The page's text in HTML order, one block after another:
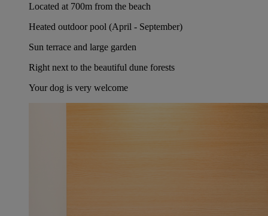
Located at 700m from the beach
Heated outdoor pool (April - September)
Sun terrace and large garden
Right next to the beautiful dune forests
Your dog is very welcome